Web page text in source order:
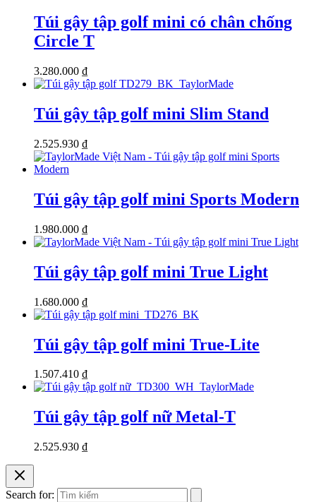
Túi gậy tập golf mini có chân chống
Circle T
3.280.000 ₫
Túi gậy tập golf mini Slim Stand
2.525.930 ₫
Túi gậy tập golf mini Sports Modern
1.980.000 ₫
Túi gậy tập golf mini True Light
1.680.000 ₫
Túi gậy tập golf mini True-Lite
1.507.410 ₫
Túi gậy tập golf nữ Metal-T
2.525.930 ₫
Search for: